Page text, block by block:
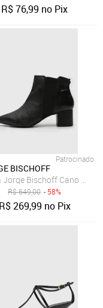
R$76,99 no Pix
Underwear Preto
Patrocinado
BISCHOFF
Jorge Bischoff Cano
R$649,00 - 58%
R$269,99 no Pix